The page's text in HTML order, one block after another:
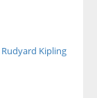
Rudyard Kipling